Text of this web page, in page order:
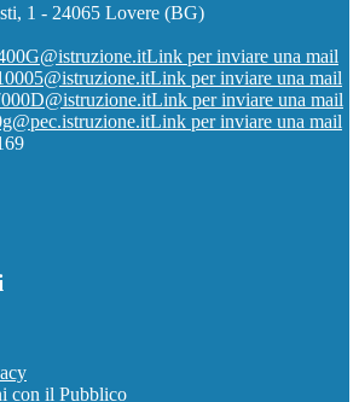
1 - 24065 Lovere (BG)
Link per inviare una mail
Link per inviare una mail
Link per inviare una mail
Link per inviare una mail
con il Pubblico